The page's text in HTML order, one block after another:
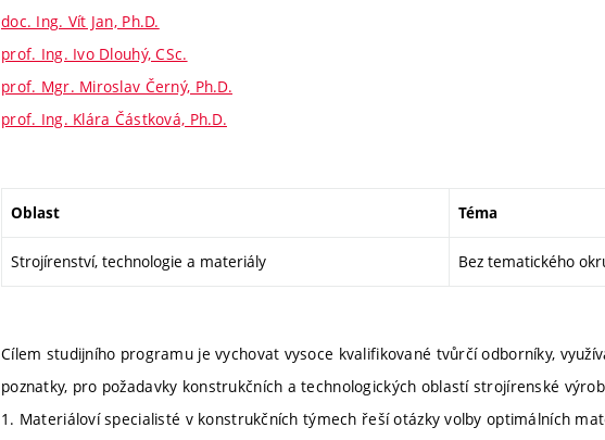
doc. Ing. Vít Jan, Ph.D.
prof. Ing. Ivo Dlouhý, CSc.
prof. Mgr. Miroslav Černý, Ph.D.
prof. Ing. Klára Částková, Ph.D.
Oblast Téma
Strojírenství, technologie a materiály Bez tematického
Cílem studijního programu je vychovat vysoce kvalifikované tvůrčí odborníky,
poznatky, pro požadavky konstrukčních a technologických oblastí strojírenské
1. Materiáloví specialisté v konstrukčních týmech řeší otázky volby optimálních